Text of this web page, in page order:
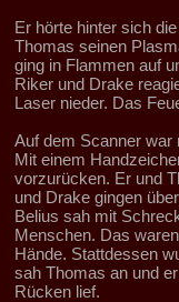
Er hörte hinter sich
Thomas seinen
ging in Flammen auf
Riker und Drake
Laser nieder. Das
Auf dem Scanner war
Mit einem
vorzurücken. Er und
und Drake gingen
Belius sah mit
Menschen. Das
Hände. Stattdessen
sah Thomas an und
Rücken lief.